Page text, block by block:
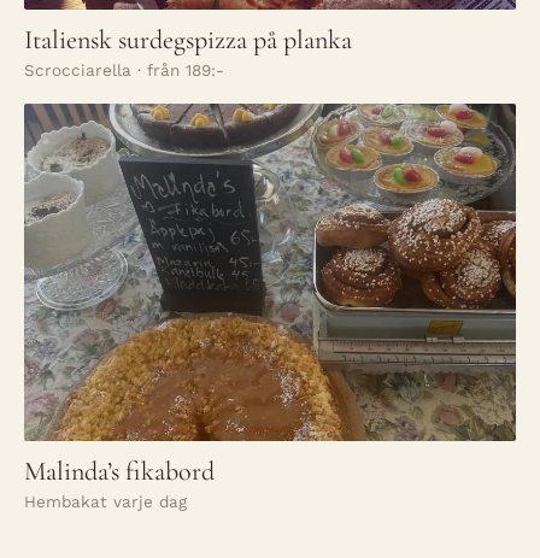
Italiensk surdegspizza på planka
Scrocciarella · från 189:-
Malinda’s fikabord
Hembakat varje dag